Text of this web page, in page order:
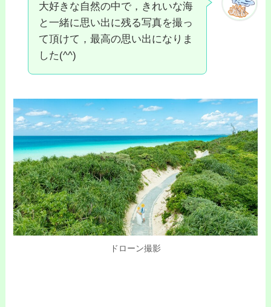
大好きな自然の中で，きれいな海
と一緒に思い出に残る写真を撮っ
て頂けて，最高の思い出になりま
した(^^)
ドローン撮影